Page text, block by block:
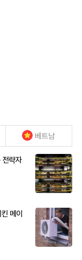
베트남
전략자
메이